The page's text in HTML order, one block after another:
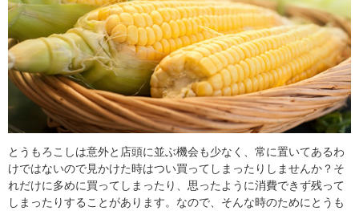
趣味
食材辞典
おすすめ
とうもろこしは意外と店頭に並ぶ機会も少なく、常に置いてあるわ
けではないので見かけた時はつい買ってしまったりしませんか？そ
れだけに多めに買ってしまったり、思ったように消費できず残って
しまったりすることがあります。なので、そんな時のためにとうも